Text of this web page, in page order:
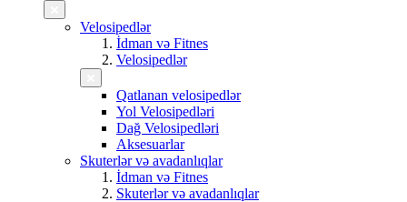
Velosipedlər
İdman və Fitnes
Velosipedlər
Qatlanan velosipedlər
Yol Velosipedləri
Dağ Velosipedləri
Aksesuarlar
Skuterlər və avadanlıqlar
İdman və Fitnes
Skuterlər və avadanlıqlar